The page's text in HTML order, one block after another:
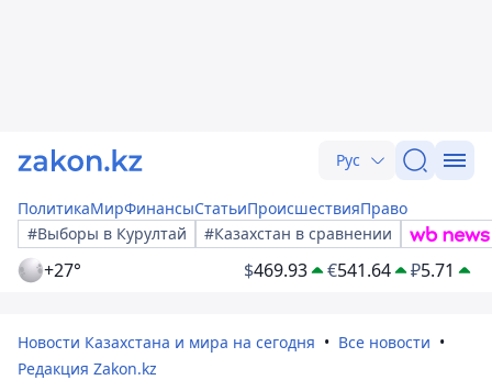
Рус
ПолитикаМирФинансыСтатьиПроисшествияПраво
#Выборы в Курултай
#Казахстан в сравнении
+27° $469.93 €541.64 ₽5.71
Новости Казахстана и мира на сегодня
Все новости
Редакция Zakon.kz